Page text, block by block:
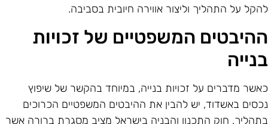
על התהליך וליצור אווירה חיובית בסביבה.
המשפטיים של זכויות
מדברים על זכויות בנייה, במיוחד בהקשר של שיפוץ
באשדוד, יש להבין את ההיבטים המשפטיים הכרוכים
חוק התכנון והבניה בישראל מציב מסגרת ברורה אשר